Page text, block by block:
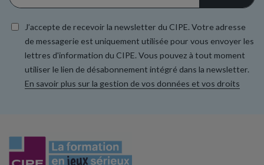
J’accepte de recevoir la newsletter du CIPE. Votre adresse
de messagerie est uniquement utilisée pour vous envoyer les
lettres d'information du CIPE. Vous pouvez à tout moment
utiliser le lien de désabonnement intégré dans la newsletter.
En savoir plus sur la gestion de vos données et vos droits